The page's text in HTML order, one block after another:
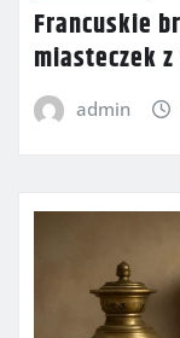
Francuskie
miasteczek
admin